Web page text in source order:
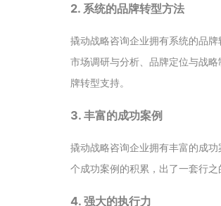
2. 系统的品牌转型方法
撬动战略咨询企业拥有系统的品
市场调研与分析、品牌定位与战
牌转型支持。
3. 丰富的成功案例
撬动战略咨询企业拥有丰富的成
个成功案例的积累，出了一套行
4. 强大的执行力